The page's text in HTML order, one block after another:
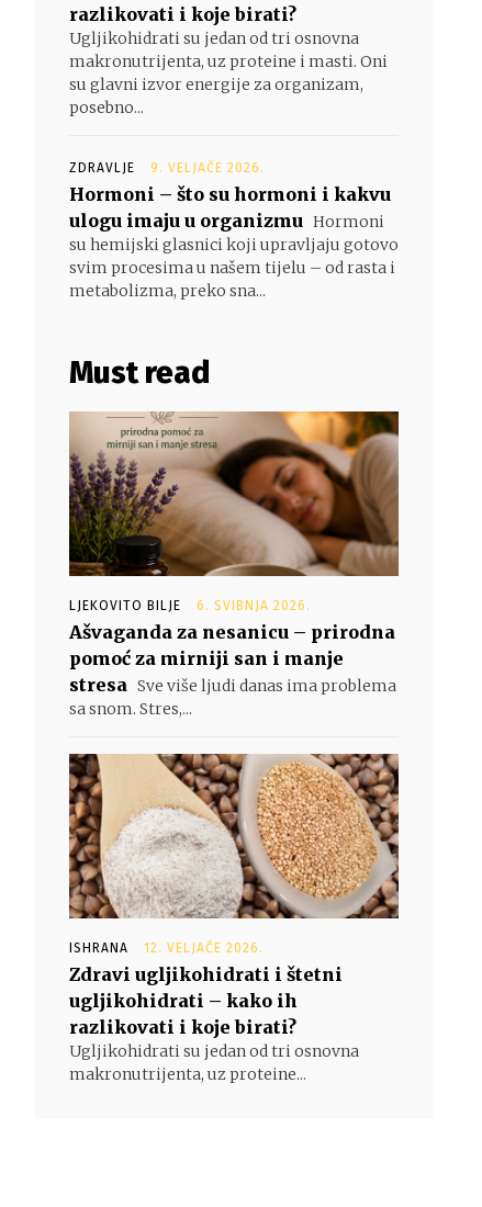
razlikovati i koje birati?
Ugljikohidrati su jedan od tri osnovna
makronutrijenta, uz proteine i masti. Oni
su glavni izvor energije za organizam,
posebno...
ZDRAVLJE 9. VELJAČE 2026.
Hormoni – što su hormoni i kakvu
ulogu imaju u organizmu Hormoni
su hemijski glasnici koji upravljaju gotovo
svim procesima u našem tijelu – od rasta i
metabolizma, preko sna...
Must read
LJEKOVITO BILJE 6. SVIBNJA 2026.
Ašvaganda za nesanicu – prirodna
pomoć za mirniji san i manje
stresa Sve više ljudi danas ima problema
sa snom. Stres,...
ISHRANA 12. VELJAČE 2026.
Zdravi ugljikohidrati i štetni
ugljikohidrati – kako ih
razlikovati i koje birati?
Ugljikohidrati su jedan od tri osnovna
makronutrijenta, uz proteine...